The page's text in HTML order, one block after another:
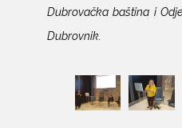
Dubrovačka baština i
Dubrovnik.